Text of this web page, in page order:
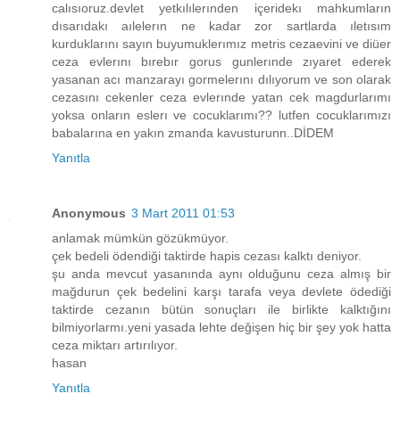
calısıoruz.devlet yetkılılerınden içeridekı mahkumların
dısarıdakı aılelerın ne kadar zor sartlarda ıletısım
kurduklarını sayın buyumuklerımız metris cezaevini ve diüer
ceza evlerını bırebır gorus gunlerınde zıyaret ederek
yasanan acı manzarayı gormelerını dılıyorum ve son olarak
cezasını cekenler ceza evlerınde yatan cek magdurlarımı
yoksa onların eslerı ve cocuklarımı?? lutfen cocuklarımızı
babalarına en yakın zmanda kavusturunn..DİDEM
Yanıtla
Anonymous 3 Mart 2011 01:53
anlamak mümkün gözükmüyor.
çek bedeli ödendiği taktirde hapis cezası kalktı deniyor.
şu anda mevcut yasanında aynı olduğunu ceza almış bir
mağdurun çek bedelini karşı tarafa veya devlete ödediği
taktirde cezanın bütün sonuçları ile birlikte kalktığını
bilmiyorlarmı.yeni yasada lehte değişen hiç bir şey yok hatta
ceza miktarı artırılıyor.
hasan
Yanıtla